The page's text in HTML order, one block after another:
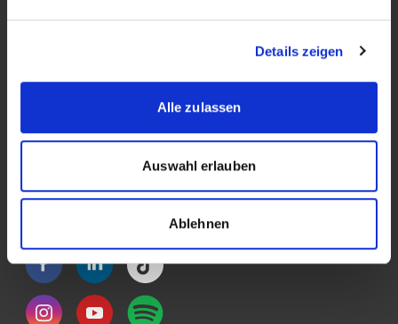
Details zeigen
Alle zulassen
Auswahl erlauben
Ablehnen
Über die Kalaidos FH
Rechtliches